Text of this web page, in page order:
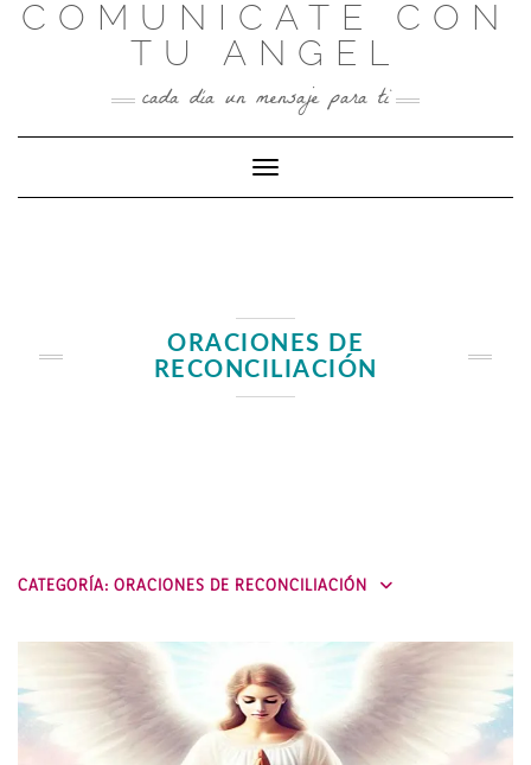
SkipCOMUNICATE CON
TU ANGEL
cada día un mensaje para ti
Toggle Navigation
ORACIONES DE
RECONCILIACIÓN
CATEGORÍA: ORACIONES DE RECONCILIACIÓN